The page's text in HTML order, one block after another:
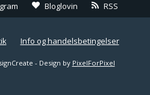
Bloglovin RSS
Info og handelsbetingelser
- Design by PixelForPixel